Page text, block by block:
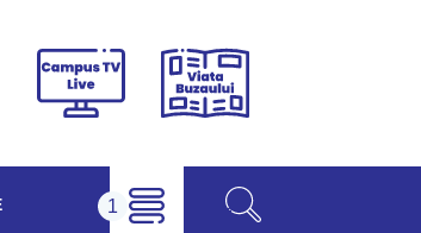
Campus
Viața